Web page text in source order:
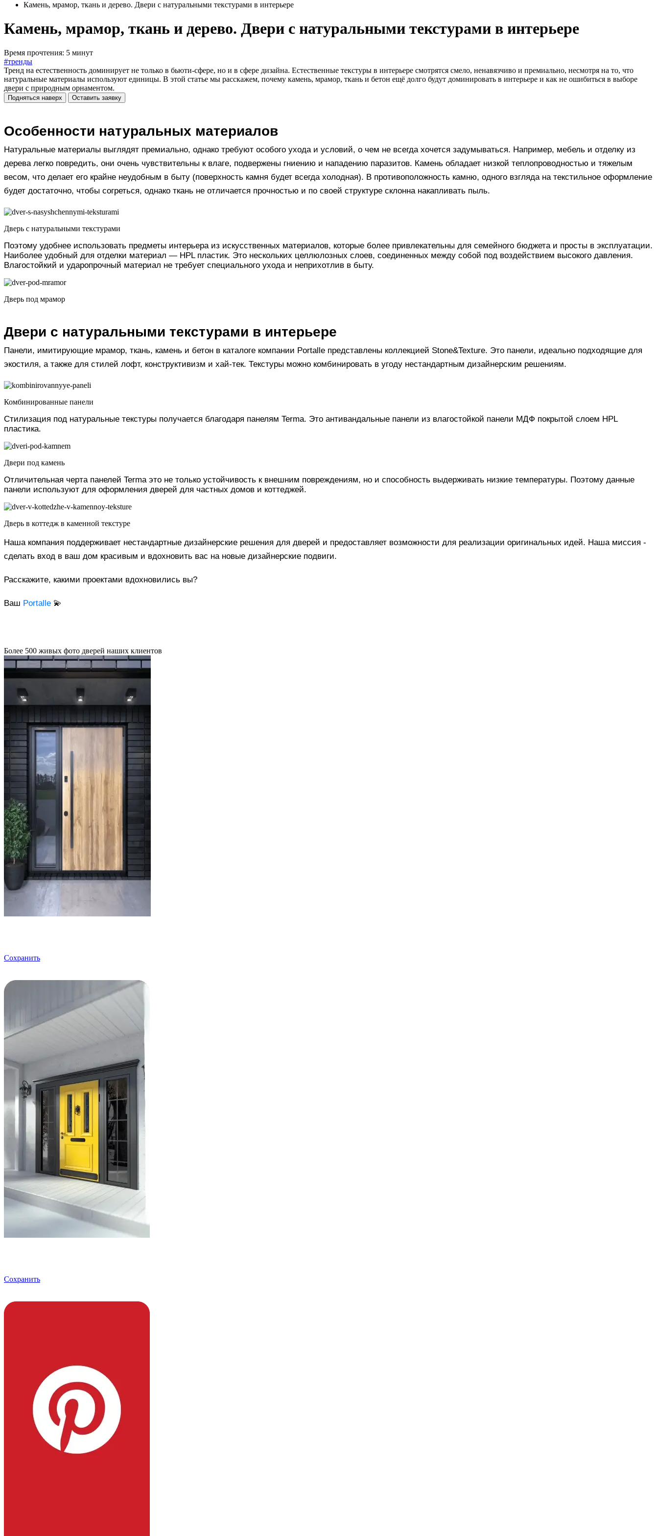
Камень, мрамор, ткань и дерево. Двери с натуральными текстурами в интерьере
Камень, мрамор, ткань и дерево. Двери с натуральными текстурами в интерьере
Время прочтения: 5 минут
#тренды
Тренд на естественность доминирует не только в бьюти-сфере, но и в сфере дизайна. Естественные текстуры в интерьере смотрятся смело, ненавязчиво и премиально, несмотря на то, что
натуральные материалы используют единицы. В этой статье мы расскажем, почему камень, мрамор, ткань и бетон ещё долго будут доминировать в интерьере и как не ошибиться в выборе
двери с природным орнаментом.
Подняться наверх Оставить заявку
Особенности натуральных материалов
Натуральные материалы выглядят премиально, однако требуют особого ухода и условий, о чем не всегда хочется задумываться. Например, мебель и отделку из
дерева легко повредить, они очень чувствительны к влаге, подвержены гниению и нападению паразитов. Камень обладает низкой теплопроводностью и тяжелым
весом, что делает его крайне неудобным в быту (поверхность камня будет всегда холодная). В противоположность камню, одного взгляда на текстильное оформление
будет достаточно, чтобы согреться, однако ткань не отличается прочностью и по своей структуре склонна накапливать пыль.
Дверь с натуральными текстурами
Поэтому удобнее использовать предметы интерьера из искусственных материалов, которые более привлекательны для семейного бюджета и просты в эксплуатации.
Наиболее удобный для отделки материал — HPL пластик. Это нескольких целлюлозных слоев, соединенных между собой под воздействием высокого давления.
Влагостойкий и ударопрочный материал не требует специального ухода и неприхотлив в быту.
Дверь под мрамор
Двери с натуральными текстурами в интерьере
Панели, имитирующие мрамор, ткань, камень и бетон в каталоге компании Portalle представлены коллекцией Stone&Texture. Это панели, идеально подходящие для
экостиля, а также для стилей лофт, конструктивизм и хай-тек. Текстуры можно комбинировать в угоду нестандартным дизайнерским решениям.
Комбинированные панели
Стилизация под натуральные текстуры получается благодаря панелям Terma. Это антивандальные панели из влагостойкой панели МДФ покрытой слоем HPL
пластика.
Двери под камень
Отличительная черта панелей Terma это не только устойчивость к внешним повреждениям, но и способность выдерживать низкие температуры. Поэтому данные
панели используют для оформления дверей для частных домов и коттеджей.
Дверь в коттедж в каменной текстуре
Наша компания поддерживает нестандартные дизайнерские решения для дверей и предоставляет возможности для реализации оригинальных идей. Наша миссия -
сделать вход в ваш дом красивым и вдохновить вас на новые дизайнерские подвиги.
Расскажите, какими проектами вдохновились вы?
Ваш Portalle 💫
Более 500 живых фото дверей наших клиентов
Сохранить
Сохранить